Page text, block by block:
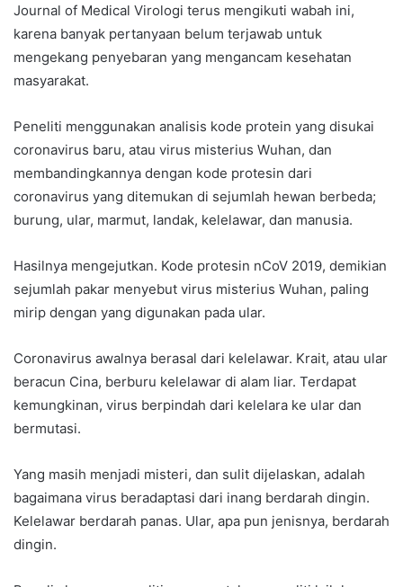
Journal of Medical Virologi terus mengikuti wabah ini,
karena banyak pertanyaan belum terjawab untuk
mengekang penyebaran yang mengancam kesehatan
masyarakat.
Peneliti menggunakan analisis kode protein yang disukai
coronavirus baru, atau virus misterius Wuhan, dan
membandingkannya dengan kode protesin dari
coronavirus yang ditemukan di sejumlah hewan berbeda;
burung, ular, marmut, landak, kelelawar, dan manusia.
Hasilnya mengejutkan. Kode protesin nCoV 2019, demikian
sejumlah pakar menyebut virus misterius Wuhan, paling
mirip dengan yang digunakan pada ular.
Coronavirus awalnya berasal dari kelelawar. Krait, atau ular
beracun Cina, berburu kelelawar di alam liar. Terdapat
kemungkinan, virus berpindah dari kelelara ke ular dan
bermutasi.
Yang masih menjadi misteri, dan sulit dijelaskan, adalah
bagaimana virus beradaptasi dari inang berdarah dingin.
Kelelawar berdarah panas. Ular, apa pun jenisnya, berdarah
dingin.